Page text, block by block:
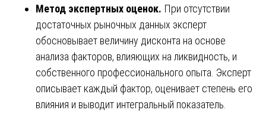
Метод экспертных оценок. При отсутствии
достаточных рыночных данных эксперт
обосновывает величину дисконта на основе
анализа факторов, влияющих на ликвидность, и
собственного профессионального опыта. Эксперт
описывает каждый фактор, оценивает степень его
влияния и выводит интегральный показатель.